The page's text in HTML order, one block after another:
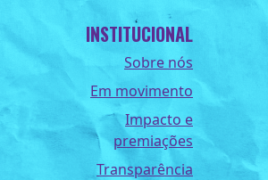
INSTITUCIONAL
Sobre nós
Em movimento
Impacto e
premiações
Transparência